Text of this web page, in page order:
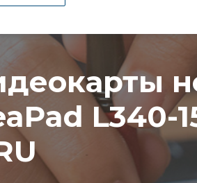
L340-